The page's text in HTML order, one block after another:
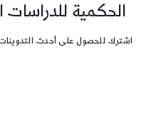
الحكمية للدراسات
اشترك للحصول على أحدث